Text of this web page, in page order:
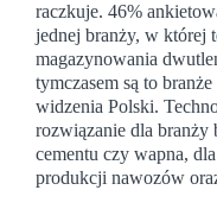
raczkuje. 46%
jednej branży, w której
magazynowania
tymczasem są to
widzenia Polski.
rozwiązanie dla
cementu czy wapna,
produkcji nawozów